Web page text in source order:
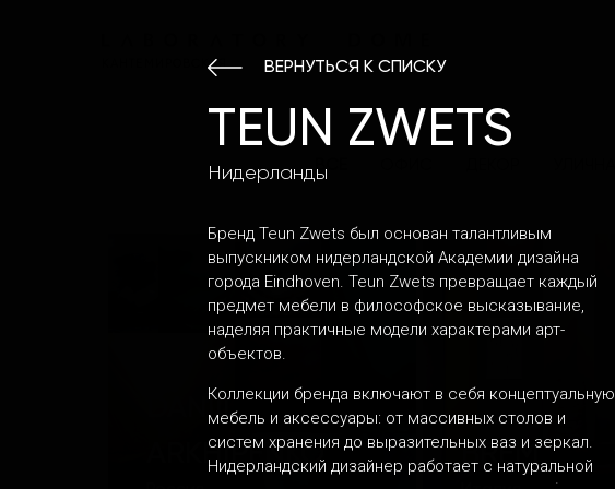
КАНТЕМИРОВСКАЯ ВЕРНУТЬСЯ К СПИСКУ
TEUN ZWETS
Нидерланды
Бренд Teun Zwets был основан талантливым
выпускником нидерландской Академии дизайна
города Eindhoven. Teun Zwets превращает каждый
предмет мебели в философское высказывание,
наделяя практичные модели характерами арт-
объектов.
Коллекции бренда включают в себя концептуальную
мебель и аксессуары: от массивных столов и
систем хранения до выразительных ваз и зеркал.
Нидерландский дизайнер работает с натуральной
ВСЕ
DANIIL
ARKHIPENKO
BREM